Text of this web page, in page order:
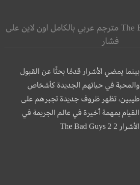
فلم The Bad Guys 2 2025 مترجم عربي بالكامل اون لاين على
فشار
بينما يمضي الأشرار قدمًا بحثًا عن القبول
والمحبة في حياتهم الجديدة كأشخاص
طيبين، تظهر ظروف جديدة تجبرهم على
القيام بمهمة أخيرة في عالم الجريمة في
الأشرار 2 The Bad Guys 2